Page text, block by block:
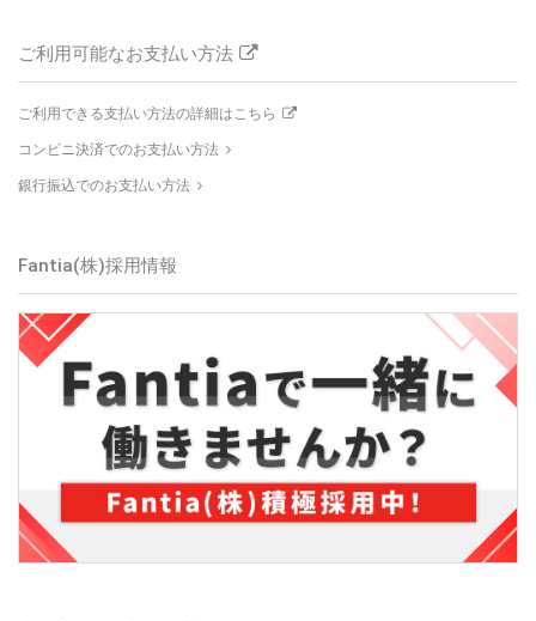
ご利用可能なお支払い方法
ご利用できる支払い方法の詳細はこちら
コンビニ決済でのお支払い方法
銀行振込でのお支払い方法
Fantia(株)採用情報